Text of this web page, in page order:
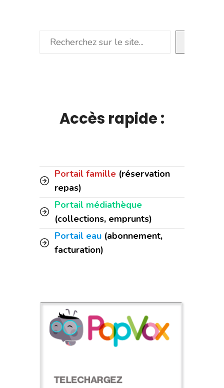
Rechercher
Accès rapide :
Portail famille (réservation
repas)
Portail médiathèque
(collections, emprunts)
Portail eau (abonnement,
facturation)